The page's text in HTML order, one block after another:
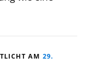
AM 29.